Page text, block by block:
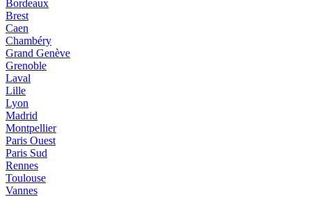
Bordeaux
Brest
Caen
Chambéry
Grand Genève
Grenoble
Laval
Lille
Lyon
Madrid
Montpellier
Paris Ouest
Paris Sud
Rennes
Toulouse
Vannes